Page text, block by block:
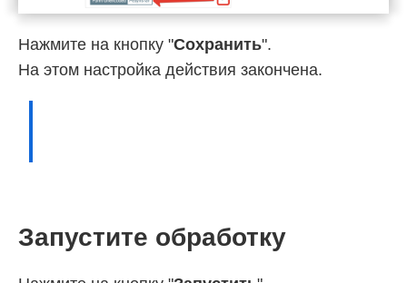
Нажмите на кнопку "Сохранить".
На этом настройка действия закончена.
Запустите обработку